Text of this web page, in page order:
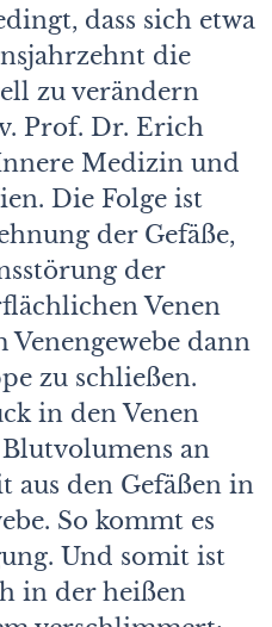
dass sich etwa
die
zu verändern
Prof. Dr. Erich
Medizin und
Die Folge ist
der Gefäße,
der
Venen
dann
zu schließen.
in den Venen
an
aus den Gefäßen in
So kommt es
Und somit ist
in der heißen